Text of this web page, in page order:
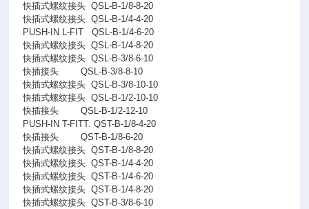
快插式螺纹接头 QSL-B-1/8-8-20
快插式螺纹接头 QSL-B-1/4-4-20
PUSH-IN L-FIT
QSL-B-1/4-6-20
快插式螺纹接头 QSL-B-1/4-8-20
快插式螺纹接头 QSL-B-3/8-6-10
快插接头
QSL-B-3/8-8-10
快插式螺纹接头 QSL-B-3/8-10-10
快插式螺纹接头 QSL-B-1/2-10-10
快插接头
QSL-B-1/2-12-10
PUSH-IN T-FITT. QST-B-1/8-4-20
快插接头
QST-B-1/8-6-20
快插式螺纹接头 QST-B-1/8-8-20
快插式螺纹接头 QST-B-1/4-4-20
快插式螺纹接头 QST-B-1/4-6-20
快插式螺纹接头 QST-B-1/4-8-20
快插式螺纹接头 QST-B-3/8-6-10